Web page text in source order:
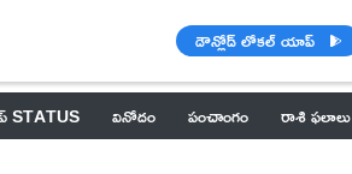
డౌన్లోడ్ లోకల్ యాప్
STATUS వినోదం పంచాంగం రాశి ఫలాలు